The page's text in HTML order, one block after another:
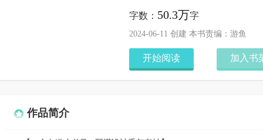
字数： 50.3万字
2024-06-11 创建 本书责编：游鱼
开始阅读 加入书
作品简介